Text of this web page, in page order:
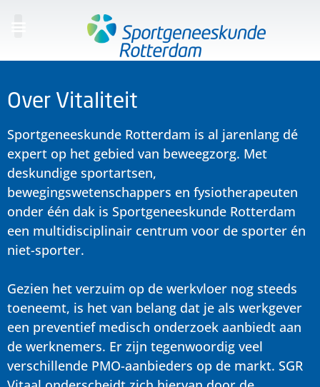
Over Vitaliteit
Sportgeneeskunde Rotterdam is al jarenlang dé
expert op het gebied van beweegzorg. Met
deskundige sportartsen,
bewegingswetenschappers en fysiotherapeuten
onder één dak is Sportgeneeskunde Rotterdam
een multidisciplinair centrum voor de sporter én
niet-sporter.
Gezien het verzuim op de werkvloer nog steeds
toeneemt, is het van belang dat je als werkgever
een preventief medisch onderzoek aanbiedt aan
de werknemers. Er zijn tegenwoordig veel
verschillende PMO-aanbieders op de markt. SGR